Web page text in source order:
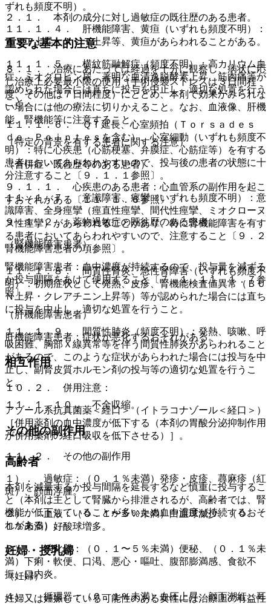
２．１． 本剤の成分に対し過敏症の既往歴のある患者。
重要な基本的注意
８．１． 治療にあたっては経過を十分に観察し、病状に応
じ治療上必要最小限の使用（手術侵襲ストレスは３日間程
度、その他は７日間程度）にとどめ、本剤で効果がみられな
い場合には他の療法に切りかえること。なお、血液像、肝機
能、腎機能等に注意すること。
（特定の背景を有する患者に関する注意）
（合併症・既往歴等のある患者）
９．１．１． 心疾患のある患者：心血管系の副作用を起こ
すおそれがある〔１１．１．６参照〕。
９．１．２． 薬物過敏症の既往歴のある患者。
（腎機能障害患者）
腎機能障害患者：血中濃度が持続するので、投与量を減ずる
か投与間隔をあけて使用すること〔７．１、１１．１．７参
照〕。
（肝機能障害患者）
肝機能障害患者：症状が悪化するおそれがある。
相互作用
１０．２． 併用注意：
アゾール系抗真菌薬＜経口＞（イトラコナゾール＜経口＞）
［併用薬剤の血中濃度が低下する（本剤の胃酸分泌抑制作用
が併用薬剤の経口吸収を低下させる）］。
高齢者
本剤を減量するか投与間隔を延長するなど慎重に投与するこ
と（本剤は主として腎臓から排泄されるが、高齢者では、腎
機能が低下していることが多いため血中濃度が持続するおそ
れがある）。
妊婦・授乳婦
（妊婦）
妊婦又は妊娠している可能性のある女性には治療上の有益性
ずれも頻度不明）。
１１．１．４． 肝機能障害、黄疸（いずれも頻度不明）：
ＡＳＴ上昇・ＡＬＴ上昇等、黄疸があらわれることがある。
１１．１．５． 横紋筋融解症（頻度不明）：高カリウム血
症、ミオグロビン尿、著明な血清逸脱酵素上昇、筋肉痛等が
認められた場合には直ちに投与を中止し、適切な処置を行う
こと。
１１．１．６． ＱＴ延長、心室頻拍（Ｔｏｒｓａｄｅｓ
ｄｅ Ｐｏｉｎｔｅｓを含む）、心室細動（いずれも頻度不
明）：特に心疾患（心筋梗塞、弁膜症、心筋症等）を有する
患者においてあらわれやすいので、投与後の患者の状態に十
分注意すること〔９．１．１参照〕。
１１．１．７． 意識障害、痙攣（いずれも頻度不明）：意
識障害、全身痙攣（痙直性痙攣、間代性痙攣、ミオクローヌ
ス性痙攣）があらわれることがあり、特に腎機能障害を有す
る患者においてあらわれやすいので、注意すること〔９．２
腎機能障害患者の項参照〕。
１１．１．８． 間質性腎炎、急性腎障害（いずれも頻度不
明）：初期症状として発熱、皮疹、腎機能検査値異常（ＢＵ
Ｎ上昇・クレアチニン上昇等）等が認められた場合には直ち
に投与を中止し、適切な処置を行うこと。
１１．１．９． 間質性肺炎（頻度不明）：発熱、咳嗽、呼
吸困難、胸部Ｘ線異常等を伴う間質性肺炎があらわれること
があるので、このような症状があらわれた場合には投与を中
止し、副腎皮質ホルモン剤の投与等の適切な処置を行うこ
と。
１１．１．１０． 不全収縮。
その他の副作用
１１．２． その他の副作用
１）． 過敏症：（０．１％未満）発疹・皮疹、蕁麻疹（紅
斑）、顔面浮腫。
２）． 血液：（０．１〜５％未満）白血球減少、（０．
１％未満）好酸球増多。
３）． 消化器：（０．１〜５％未満）便秘、（０．１％未
満）下痢・軟便、口渇、悪心・嘔吐、腹部膨満感、食欲不
振、口内炎。
４）． 循環器：（０．１％未満）血圧上昇、顔面潮紅、耳